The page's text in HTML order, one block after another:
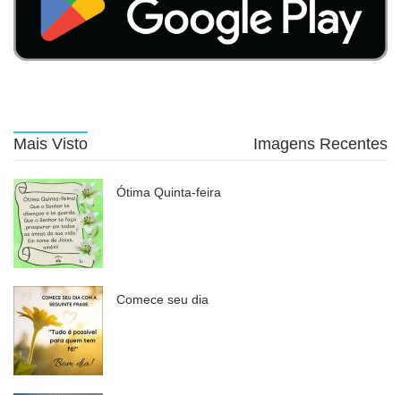
Mais Visto Imagens Recentes
Ótima Quinta-feira
Comece seu dia